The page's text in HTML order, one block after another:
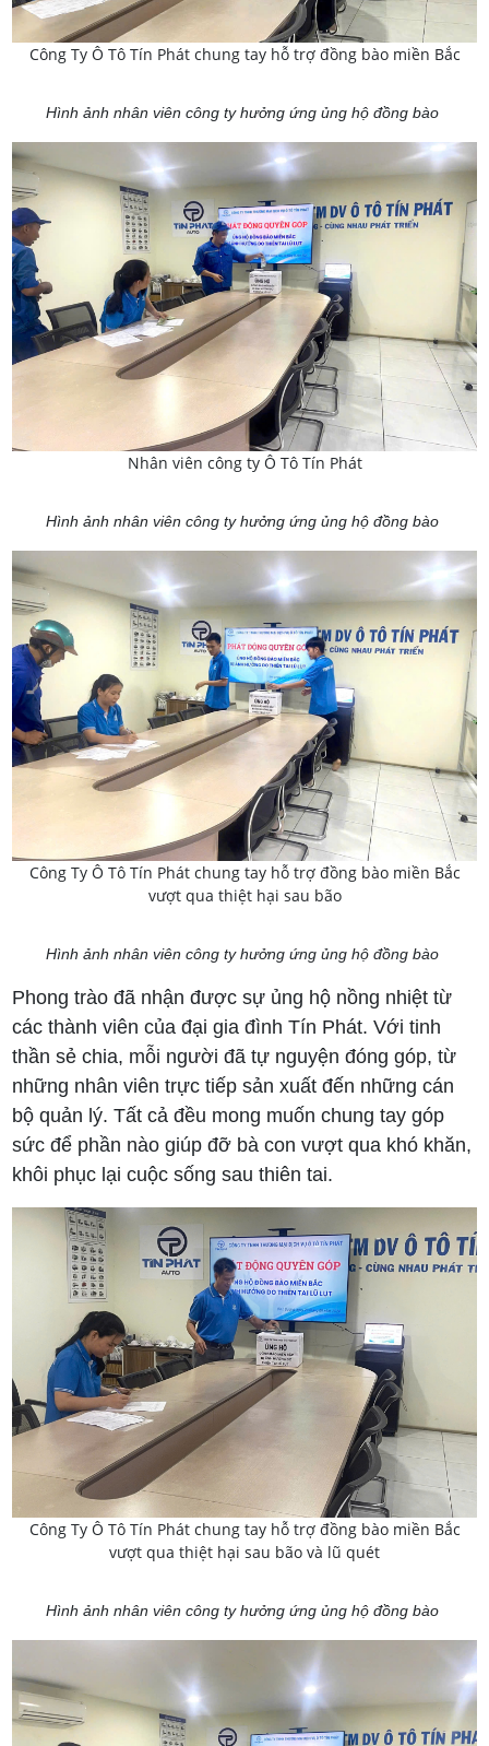
Công Ty Ô Tô Tín Phát chung tay hỗ trợ đồng bào miền Bắc
Hình ảnh nhân viên công ty hưởng ứng ủng hộ đồng bào
Nhân viên công ty Ô Tô Tín Phát
Hình ảnh nhân viên công ty hưởng ứng ủng hộ đồng bào
Công Ty Ô Tô Tín Phát chung tay hỗ trợ đồng bào miền Bắc
vượt qua thiệt hại sau bão
Hình ảnh nhân viên công ty hưởng ứng ủng hộ đồng bào
Phong trào đã nhận được sự ủng hộ nồng nhiệt từ
các thành viên của đại gia đình Tín Phát. Với tinh
thần sẻ chia, mỗi người đã tự nguyện đóng góp, từ
những nhân viên trực tiếp sản xuất đến những cán
bộ quản lý. Tất cả đều mong muốn chung tay góp
sức để phần nào giúp đỡ bà con vượt qua khó khăn,
khôi phục lại cuộc sống sau thiên tai.
Công Ty Ô Tô Tín Phát chung tay hỗ trợ đồng bào miền Bắc
vượt qua thiệt hại sau bão và lũ quét
Hình ảnh nhân viên công ty hưởng ứng ủng hộ đồng bào